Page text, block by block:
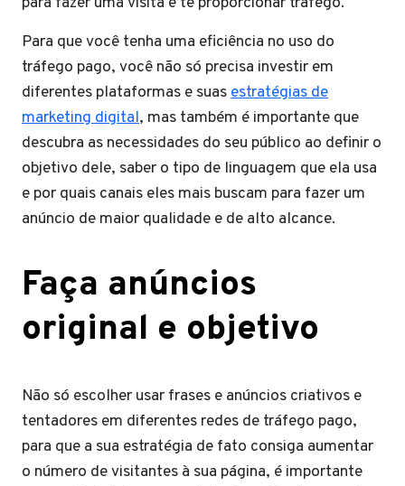
Para que você tenha uma eficiência no uso do
tráfego pago, você não só precisa investir em
diferentes plataformas e suasestratégias de
marketing digital, mas também é importante que
descubra as necessidades do seu público ao definir o
objetivo dele, saber o tipo de linguagem que ela usa
e por quais canais eles mais buscam para fazer um
anúncio de maior qualidade e de alto alcance.
Faça anúncios
original e objetivo
Não só escolher usar frases e anúncios criativos e
tentadores em diferentes redes de tráfego pago,
para que a sua estratégia de fato consiga aumentar
o número de visitantes à sua página, é importante